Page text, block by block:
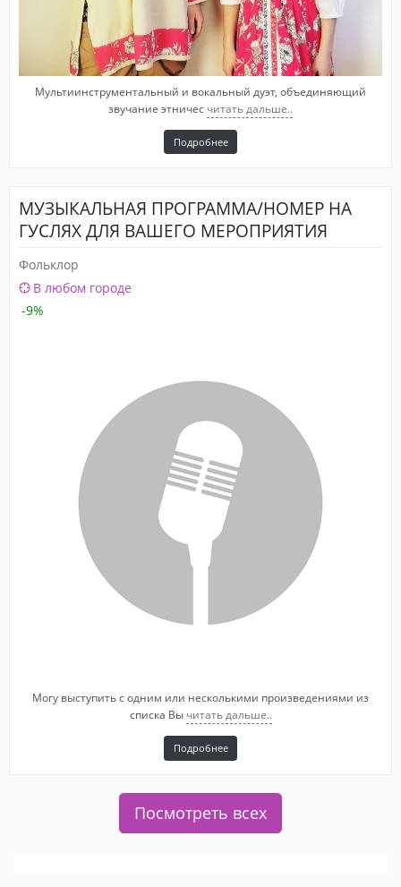
Мультиинструментальный и вокальный дуэт, объединяющий
звучание этничес читать дальше..
Подробнее
МУЗЫКАЛЬНАЯ ПРОГРАММА/НОМЕР НА
ГУСЛЯХ ДЛЯ ВАШЕГО МЕРОПРИЯТИЯ
Фольклор
В любом городе
-9%
Могу выступить с одним или несколькими произведениями из
списка Вы читать дальше..
Подробнее
Посмотреть всех